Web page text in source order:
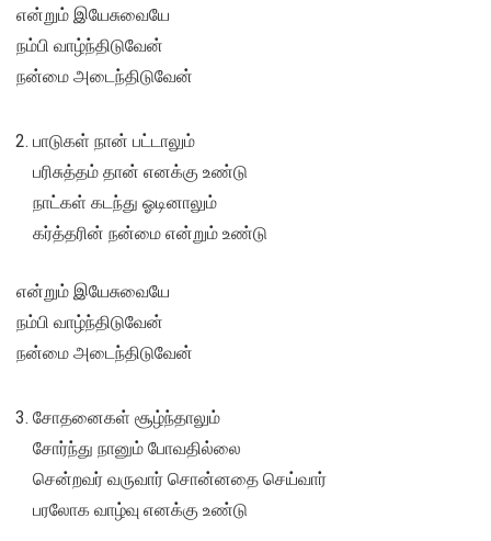
என்றும் இயேசுவையே
நம்பி வாழ்ந்திடுவேன்
நன்மை அடைந்திடுவேன்
பாடுகள் நான் பட்டாலும்
பரிசுத்தம் தான் எனக்கு உண்டு
நாட்கள் கடந்து ஓடினாலும்
கர்த்தரின் நன்மை என்றும் உண்டு
என்றும் இயேசுவையே
நம்பி வாழ்ந்திடுவேன்
நன்மை அடைந்திடுவேன்
சோதனைகள் சூழ்ந்தாலும்
சோர்ந்து நானும் போவதில்லை
சென்றவர் வருவார் சொன்னதை செய்வார்
பரலோக வாழ்வு எனக்கு உண்டு